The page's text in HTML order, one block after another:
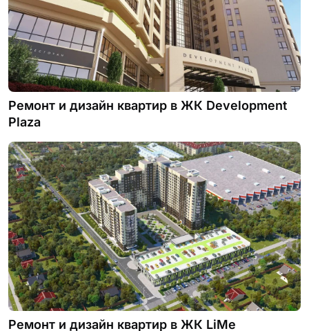
Ремонт и дизайн квартир в ЖК Development
Plaza
Ремонт и дизайн квартир в ЖК LiMe